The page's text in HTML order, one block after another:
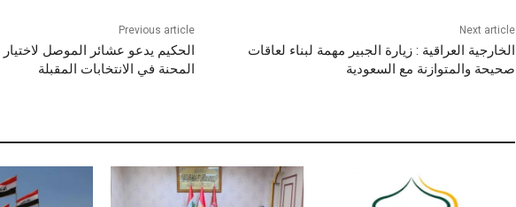
Previous article
الحكيم يدعو عشائر الموصل
المحنة في الانتخابات المقبلة
Next article
الخارجية العراقية : زيارة الجبير مهمة لبناء لعاقات
صحيحة والمتوازنة مع السعودية